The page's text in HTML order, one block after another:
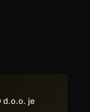
d.o.o. je